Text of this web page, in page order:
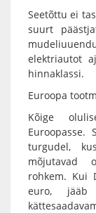
Seetõttu ei
suurt
elektriautot
hinnaklassi.
Euroopa
Kõige
Euroopasse.
turgudel,
mõjutavad
rohkem. Kui
euro, jääb